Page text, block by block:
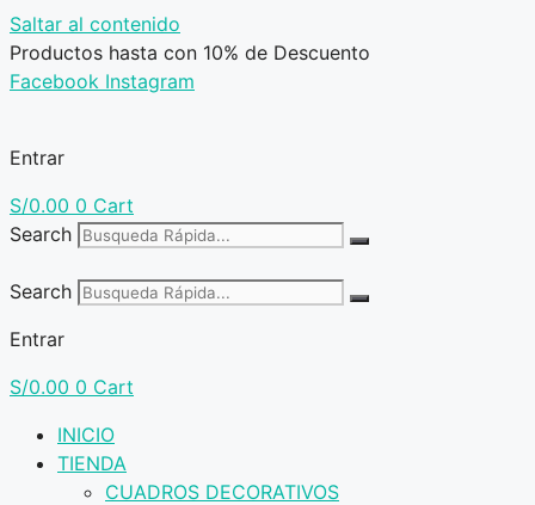
Saltar al contenido
Productos hasta con 10% de Descuento
Facebook Instagram
Entrar
S/0.00 0 Cart
Search
Search
Entrar
S/0.00 0 Cart
INICIO
TIENDA
CUADROS DECORATIVOS